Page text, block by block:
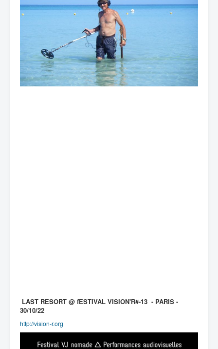
LAST RESORT @ fESTIVAL VISION'R#-13 - PARIS -
30/10/22
http://vision-r.org